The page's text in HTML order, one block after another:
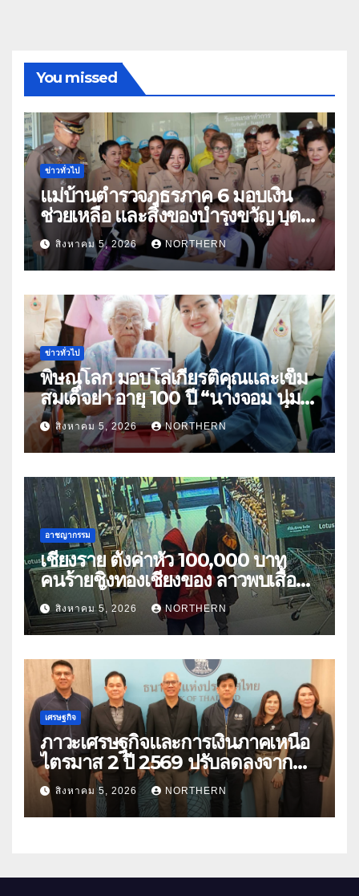
You missed
ข่าวทั่วไป
แม่บ้านตำรวจภูธรภาค 6 มอบเงิน
ช่วยเหลือ และสิ่งของบำรุงขวัญ บุตร-
ธิดา ข้าราชการตำรวจจังหวัด
อุทัยธานี
สิงหาคม 5, 2026 NORTHERN
ข่าวทั่วไป
พิษณุโลก มอบโล่เกียรติคุณและเข็ม
สมเด็จย่า อายุ 100 ปี “นางจอม นุ่ม
เนตร” ตำบลบ้านกร่าง อำเภอเมือง
สิงหาคม 5, 2026 NORTHERN
อาชญากรรม
เชียงราย ตั้งค่าหัว 100,000 บาท
คนร้ายชิงทองเชียงของ ลาวพบเสื้อผ้า
คนร้ายตั้งจุดตรวจตามเส้นทาง
สิงหาคม 5, 2026 NORTHERN
เศรษฐกิจ
ภาวะเศรษฐกิจและการเงินภาคเหนือ
ไตรมาส 2 ปี 2569 ปรับลดลงจาก
ราคาพลังงาน ค่าครองชีพ
สิงหาคม 5, 2026 NORTHERN